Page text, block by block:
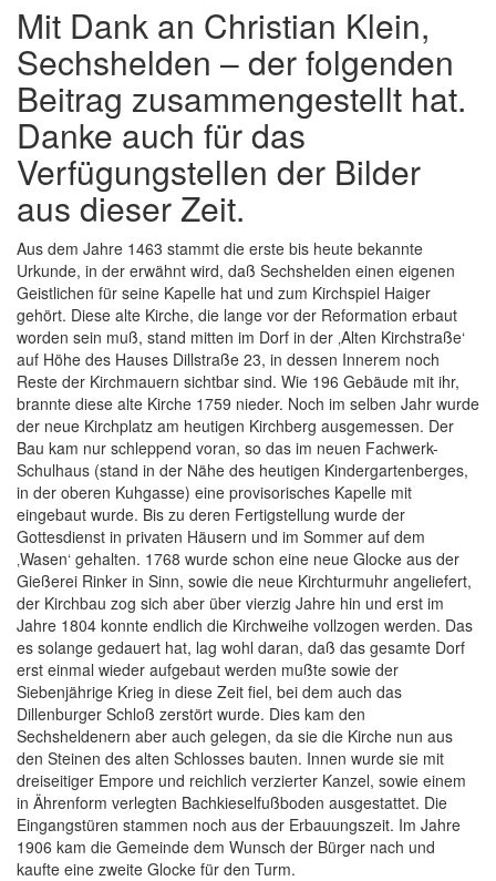
Mit Dank an Christian Klein,
Sechshelden – der folgenden
Beitrag zusammengestellt hat.
Danke auch für das
Verfügungstellen der Bilder
aus dieser Zeit.
Aus dem Jahre 1463 stammt die erste bis heute bekannte
Urkunde, in der erwähnt wird, daß Sechshelden einen eigenen
Geistlichen für seine Kapelle hat und zum Kirchspiel Haiger
gehört. Diese alte Kirche, die lange vor der Reformation erbaut
worden sein muß, stand mitten im Dorf in der ‚Alten Kirchstraße‘
auf Höhe des Hauses Dillstraße 23, in dessen Innerem noch
Reste der Kirchmauern sichtbar sind. Wie 196 Gebäude mit ihr,
brannte diese alte Kirche 1759 nieder. Noch im selben Jahr wurde
der neue Kirchplatz am heutigen Kirchberg ausgemessen. Der
Bau kam nur schleppend voran, so das im neuen Fachwerk-
Schulhaus (stand in der Nähe des heutigen Kindergartenberges,
in der oberen Kuhgasse) eine provisorisches Kapelle mit
eingebaut wurde. Bis zu deren Fertigstellung wurde der
Gottesdienst in privaten Häusern und im Sommer auf dem
‚Wasen‘ gehalten. 1768 wurde schon eine neue Glocke aus der
Gießerei Rinker in Sinn, sowie die neue Kirchturmuhr angeliefert,
der Kirchbau zog sich aber über vierzig Jahre hin und erst im
Jahre 1804 konnte endlich die Kirchweihe vollzogen werden. Das
es solange gedauert hat, lag wohl daran, daß das gesamte Dorf
erst einmal wieder aufgebaut werden mußte sowie der
Siebenjährige Krieg in diese Zeit fiel, bei dem auch das
Dillenburger Schloß zerstört wurde. Dies kam den
Sechsheldenern aber auch gelegen, da sie die Kirche nun aus
den Steinen des alten Schlosses bauten. Innen wurde sie mit
dreiseitiger Empore und reichlich verzierter Kanzel, sowie einem
in Ährenform verlegten Bachkieselfußboden ausgestattet. Die
Eingangstüren stammen noch aus der Erbauungszeit. Im Jahre
1906 kam die Gemeinde dem Wunsch der Bürger nach und
kaufte eine zweite Glocke für den Turm.